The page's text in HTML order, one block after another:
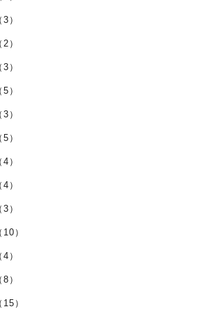
）
）
）
）
）
）
）
）
）
）
）
）
）